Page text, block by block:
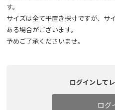
す。
サイズは全て平置き採寸ですが、サ
ある場合がございます。
予めご了承くださいませ。
ログインして
ログ